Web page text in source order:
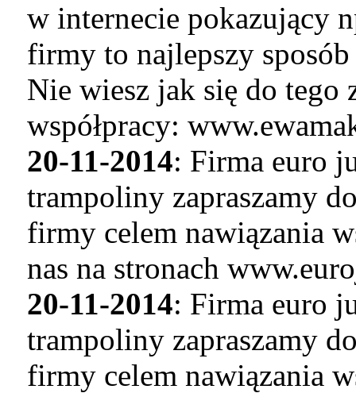
w internecie pokazujący
firmy to najlepszy
Nie wiesz jak się do tego
współpracy:
20-11-2014: Firma euro
trampoliny zapraszamy
firmy celem nawiązania
nas na stronach
20-11-2014: Firma euro
trampoliny zapraszamy
firmy celem nawiązania